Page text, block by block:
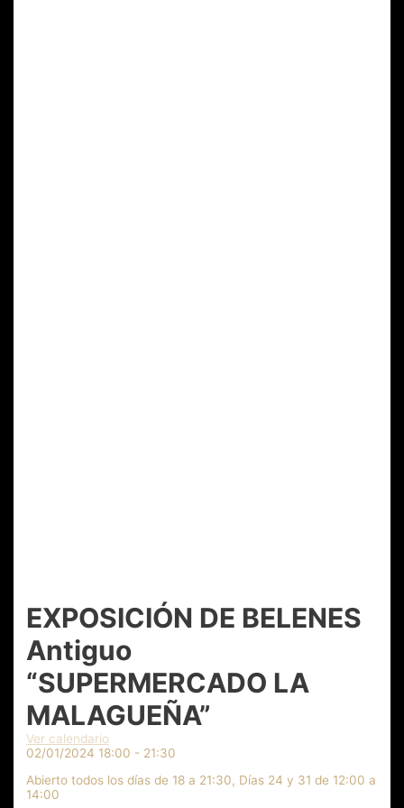
EXPOSICIÓN DE BELENES
Antiguo
“SUPERMERCADO LA
MALAGUEÑA”
Ver calendario
02/01/2024 18:00 - 21:30
Abierto todos los días de 18 a 21:30, Días 24 y 31 de 12:00 a
14:00